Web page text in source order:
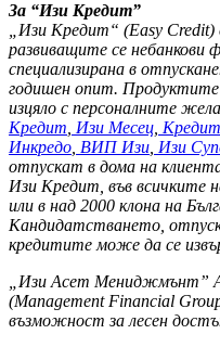
За “Изи Кредит”
„Изи Кредит“ (Easy
развиващите се небанкови
специализирана в
годишен опит. Продуктите
изцяло с персоналните
Кредит Изи Месец
Инкредо ВИП Изи Изи
отпускат в дома на
Изи Кредит, във всичките
или в над 2000 клона на
Кандидатстването,
кредитите може да се
„Изи Асет Мениджмънт”
(Management Financial
възможност за лесен